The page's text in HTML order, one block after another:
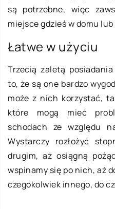
są potrzebne, więc
miejsce gdzieś w domu
Łatwe w użyciu
Trzecią zaletą
to, że są one bardzo
może z nich korzystać,
które mogą mieć
schodach ze względu
Wystarczy rozłożyć
drugim, aż osiągną
wspinamy się po nich, aż
czegokolwiek innego, do